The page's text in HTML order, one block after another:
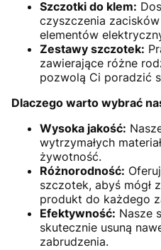
Szczotki do klem:
czyszczenia
elementów
Zestawy szczotek:
zawierające różne
pozwolą Ci poradzić
Dlaczego warto wybrać
Wysoka jakość:
wytrzymałych
żywotność.
Różnorodność:
szczotek, abyś mógł
produkt do każdego
Efektywność: Nasze
skutecznie usuną
zabrudzenia.